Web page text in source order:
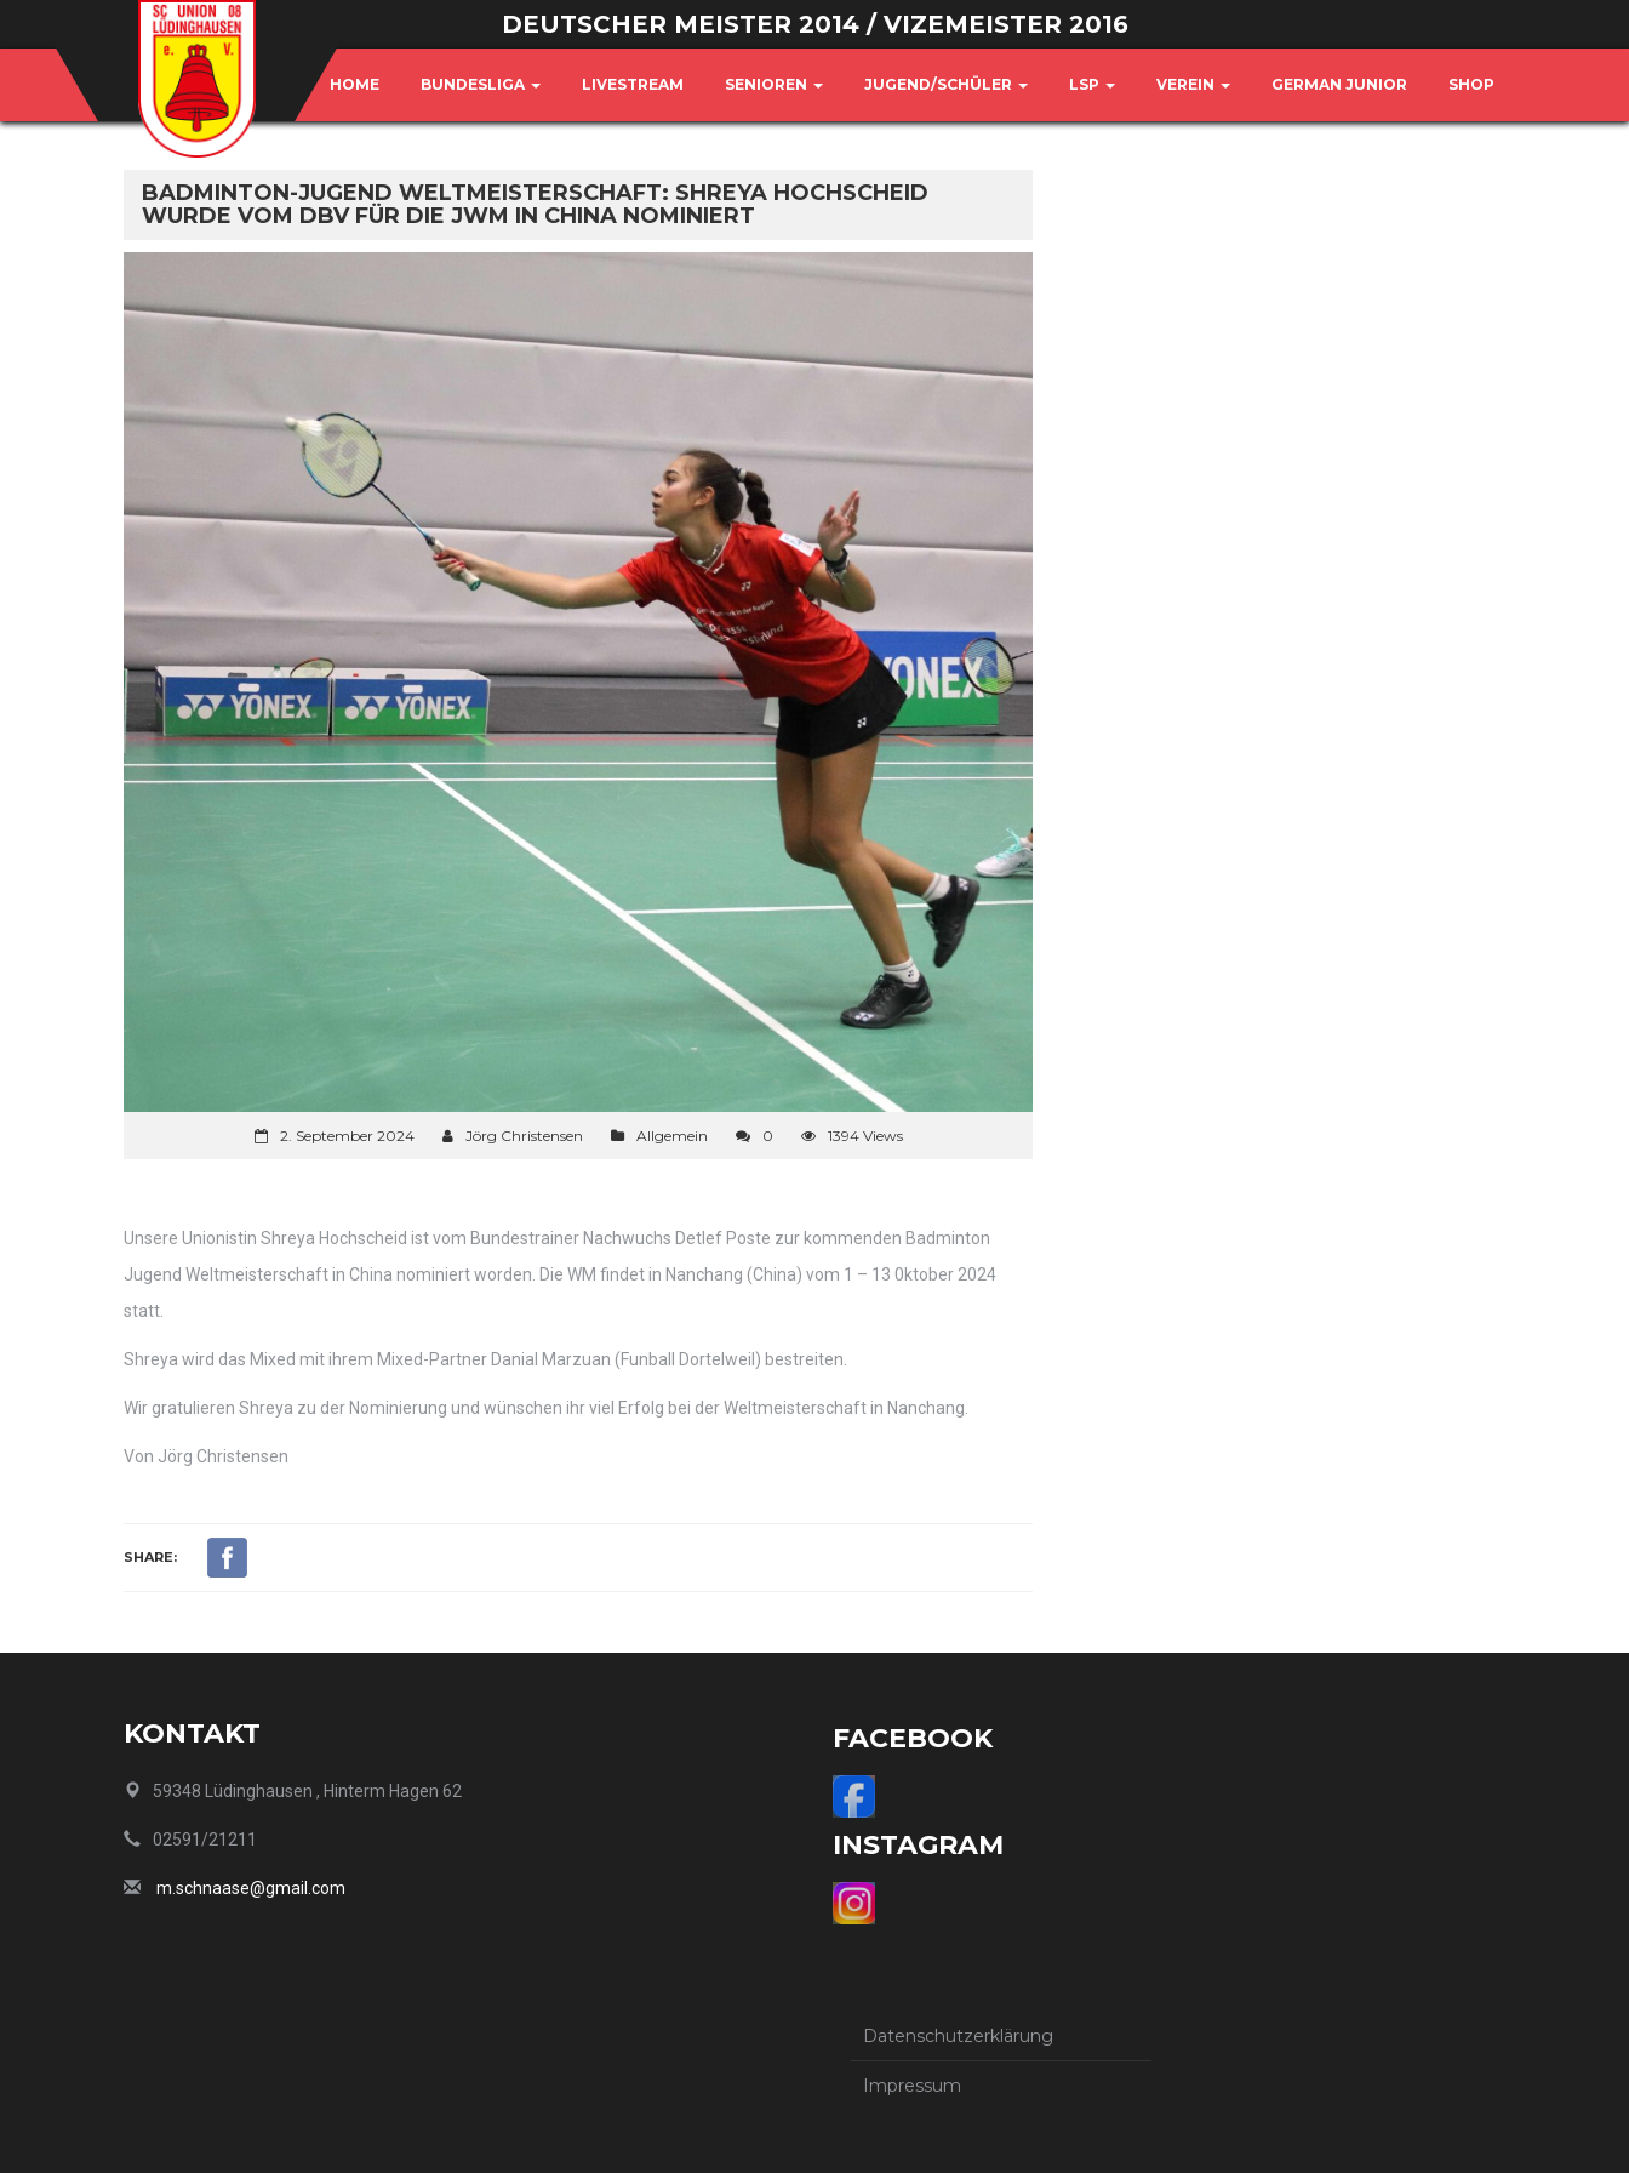
DEUTSCHER MEISTER 2014 / VIZEMEISTER 2016
HOME BUNDESLIGA LIVESTREAM SENIOREN JUGEND/SCHÜLER LSP VEREIN GERMAN JUNIOR SHOP
BADMINTON-JUGEND WELTMEISTERSCHAFT: SHREYA HOCHSCHEID
WURDE VOM DBV FÜR DIE JWM IN CHINA NOMINIERT
2. September 2024 Jörg Christensen Allgemein 0 1394 Views
Unsere Unionistin Shreya Hochscheid ist vom Bundestrainer Nachwuchs Detlef Poste zur kommenden Badminton
Jugend Weltmeisterschaft in China nominiert worden. Die WM findet in Nanchang (China) vom 1 – 13 0ktober 2024
statt.
Shreya wird das Mixed mit ihrem Mixed-Partner Danial Marzuan (Funball Dortelweil) bestreiten.
Wir gratulieren Shreya zu der Nominierung und wünschen ihr viel Erfolg bei der Weltmeisterschaft in Nanchang.
Von Jörg Christensen
SHARE:
KONTAKT
59348 Lüdinghausen , Hinterm Hagen 62
02591/21211
m.schnaase@gmail.com
FACEBOOK
INSTAGRAM
Datenschutzerklärung
Impressum